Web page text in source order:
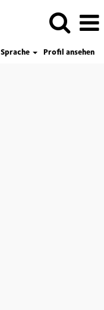
Sprache
Profil ansehen